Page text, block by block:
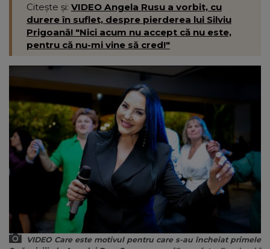
Citește și: VIDEO Angela Rusu a vorbit, cu
durere în suflet, despre pierderea lui Silviu
Prigoană! "Nici acum nu accept că nu este,
pentru că nu-mi vine să cred!"
VIDEO Care este motivul pentru care s-au încheiat primele